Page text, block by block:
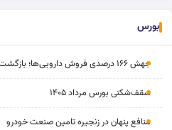
بورس
جهش ۱۶۶ درصدی فروش دارویی‌ها؛ بازگشت سودآوری به صنعت درمان
سقف‌شکنی بورس مرداد ۱۴۰۵
منافع پنهان در زنجیره تامین صنعت خودرو